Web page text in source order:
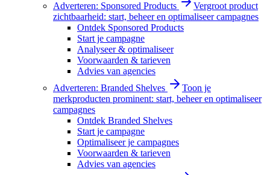
Adverteren: Sponsored Products
Vergroot product
zichtbaarheid: start, beheer en optimaliseer campagnes
Ontdek Sponsored Products
Start je campagne
Analyseer & optimaliseer
Voorwaarden & tarieven
Advies van agencies
Adverteren: Branded Shelves
Toon je
merkproducten prominent: start, beheer en optimaliseer
campagnes
Ontdek Branded Shelves
Start je campagne
Optimaliseer je campagnes
Voorwaarden & tarieven
Advies van agencies